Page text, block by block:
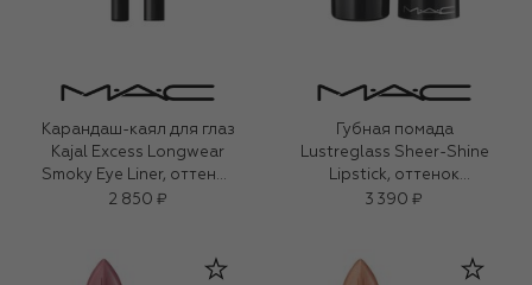
Карандаш-каял для глаз
Kajal Excess Longwear
Smoky Eye Liner, оттенок
Bark (1,2g)
2 850 ₽
Губная помада
Lustreglass Sheer-Shine
Lipstick, оттенок
Signature Move (3,5g)
3 390 ₽